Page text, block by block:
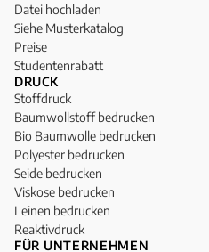
Datei hochladen
Siehe Musterkatalog
Preise
Studentenrabatt
DRUCK
Stoffdruck
Baumwollstoff bedrucken
Bio Baumwolle bedrucken
Polyester bedrucken
Seide bedrucken
Viskose bedrucken
Leinen bedrucken
Reaktivdruck
FÜR UNTERNEHMEN